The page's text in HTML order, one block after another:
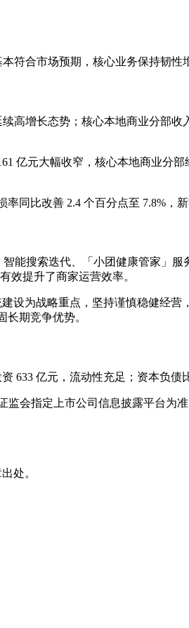
符合市场预期，核心业务保持韧性
高增长态势；核心本地商业分部
亿元大幅收窄，核心本地商业分
同比改善 2.4 个百分点至 7.8%，
能搜索迭代、「小团健康管家」
效提升了商家运营效率。
设为战略重点，坚持谨慎稳健经
期竞争优势。
633 亿元，流动性充足；资本负债
会指定上市公司信息披露平台为
处。